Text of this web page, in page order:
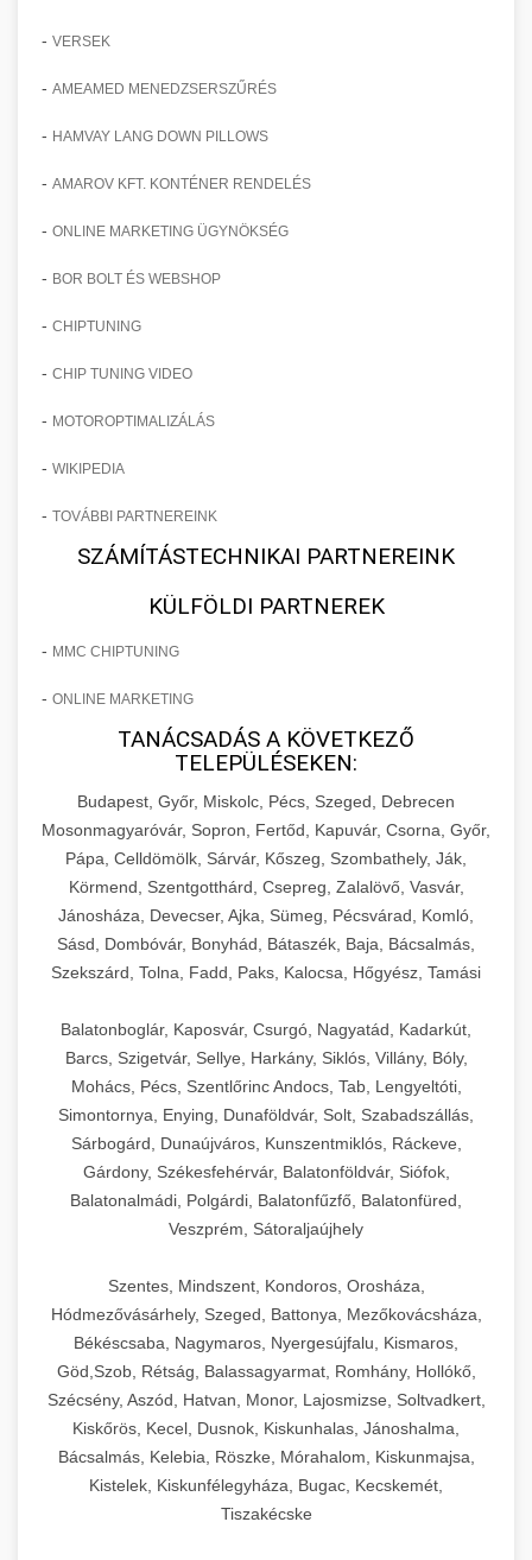
- VERSEK
- AMEAMED MENEDZSERSZŰRÉS
- HAMVAY LANG DOWN PILLOWS
- AMAROV KFT. KONTÉNER RENDELÉS
- ONLINE MARKETING ÜGYNÖKSÉG
- BOR BOLT ÉS WEBSHOP
- CHIPTUNING
- CHIP TUNING VIDEO
- MOTOROPTIMALIZÁLÁS
- WIKIPEDIA
- TOVÁBBI PARTNEREINK
SZÁMÍTÁSTECHNIKAI PARTNEREINK
KÜLFÖLDI PARTNEREK
- MMC CHIPTUNING
- ONLINE MARKETING
TANÁCSADÁS A KÖVETKEZŐ
TELEPÜLÉSEKEN:
Budapest, Győr, Miskolc, Pécs, Szeged, Debrecen
Mosonmagyaróvár, Sopron, Fertőd, Kapuvár, Csorna, Győr,
Pápa, Celldömölk, Sárvár, Kőszeg, Szombathely, Ják,
Körmend, Szentgotthárd, Csepreg, Zalalövő, Vasvár,
Jánosháza, Devecser, Ajka, Sümeg, Pécsvárad, Komló,
Sásd, Dombóvár, Bonyhád, Bátaszék, Baja, Bácsalmás,
Szekszárd, Tolna, Fadd, Paks, Kalocsa, Hőgyész, Tamási
Balatonboglár, Kaposvár, Csurgó, Nagyatád, Kadarkút,
Barcs, Szigetvár, Sellye, Harkány, Siklós, Villány, Bóly,
Mohács, Pécs, Szentlőrinc Andocs, Tab, Lengyeltóti,
Simontornya, Enying, Dunaföldvár, Solt, Szabadszállás,
Sárbogárd, Dunaújváros, Kunszentmiklós, Ráckeve,
Gárdony, Székesfehérvár, Balatonföldvár, Siófok,
Balatonalmádi, Polgárdi, Balatonfűzfő, Balatonfüred,
Veszprém, Sátoraljaújhely
Szentes, Mindszent, Kondoros, Orosháza,
Hódmezővásárhely, Szeged, Battonya, Mezőkovácsháza,
Békéscsaba, Nagymaros, Nyergesújfalu, Kismaros,
Göd,Szob, Rétság, Balassagyarmat, Romhány, Hollókő,
Szécsény, Aszód, Hatvan, Monor, Lajosmizse, Soltvadkert,
Kiskőrös, Kecel, Dusnok, Kiskunhalas, Jánoshalma,
Bácsalmás, Kelebia, Röszke, Mórahalom, Kiskunmajsa,
Kistelek, Kiskunfélegyháza, Bugac, Kecskemét,
Tiszakécske